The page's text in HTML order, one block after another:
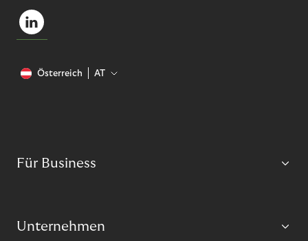
Österreich AT
Für Business
Unternehmen